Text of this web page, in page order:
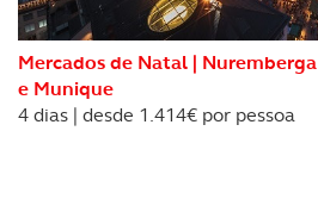
Mercados de Natal | Nuremberga
e Munique
4 dias | desde 1.414€ por pessoa